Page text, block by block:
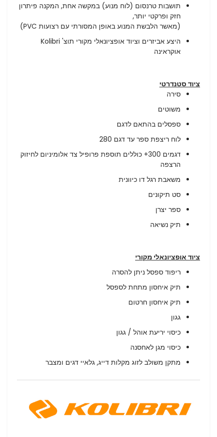
תושבות טרנסום (לוח מנוע) במקשה אחת, המקנה פיתרון
חזק ופרקטי יותר,
(מאשר הלבשת המנוע באופן המסורתי עם רצועות PVC)
היצע אביזרים וציוד אופציונאלי מקורי תוצ' Kolibri
אוקראינה
ציוד סטנדרטי
סירה
משוטים
ספסלים בהתאם לדגם
לוח ריצפת ספר עד דגם 280
דגמים 300+ כוללים תוספת פרופיל צד אלומיניום לחיזוק
הרצפה
משאבת רגל דו כיוונית
סט תיקונים
ספר יצרן
תיק נשיאה
ציוד אופציונאלי מקורי
ריפוד ספסל ניתן להסרה
תיק איחסון מתחת לספסל
תיק איחסון חרטום
גגון
כיסוי יריעת אוהל / גגון
כיסוי מגן לאחסנה
מתקן משולב לזוג מקלות דייג, גלאיי דגים ומצבר